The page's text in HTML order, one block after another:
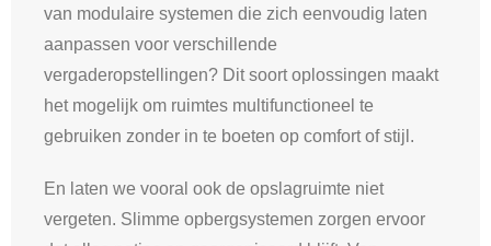
van modulaire systemen die zich eenvoudig laten
aanpassen voor verschillende
vergaderopstellingen? Dit soort oplossingen maakt
het mogelijk om ruimtes multifunctioneel te
gebruiken zonder in te boeten op comfort of stijl.
En laten we vooral ook de opslagruimte niet
vergeten. Slimme opbergsystemen zorgen ervoor